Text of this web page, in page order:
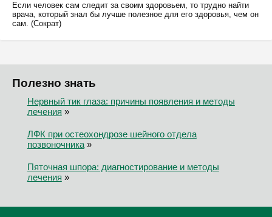
Если человек сам следит за своим здоровьем, то трудно найти
врача, который знал бы лучше полезное для его здоровья, чем он
сам. (Сократ)
Полезно знать
Нервный тик глаза: причины появления и методы
лечения »
ЛФК при остеохондрозе шейного отдела
позвоночника»
Пяточная шпора: диагностирование и методы
лечения »